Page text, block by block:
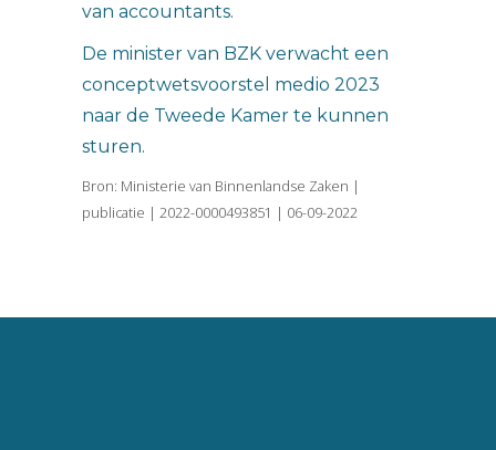
van accountants.
De minister van BZK verwacht een
conceptwetsvoorstel medio 2023
naar de Tweede Kamer te kunnen
sturen.
Bron: Ministerie van Binnenlandse Zaken |
publicatie | 2022-0000493851 | 06-09-2022